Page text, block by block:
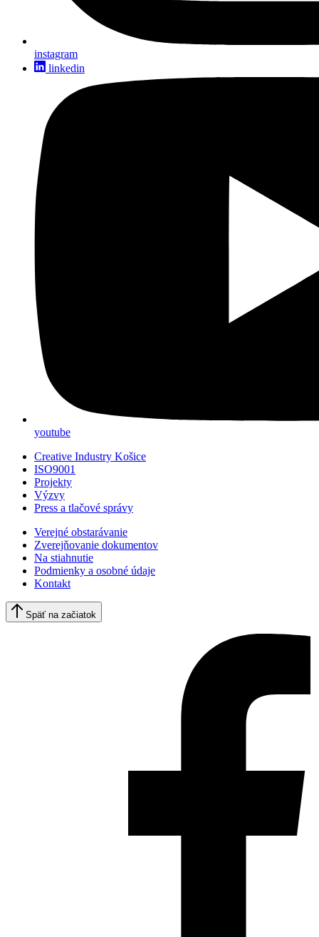
instagram
linkedin
youtube
Creative Industry Košice
ISO9001
Projekty
Výzvy
Press a tlačové správy
Verejné obstarávanie
Zverejňovanie dokumentov
Na stiahnutie
Podmienky a osobné údaje
Kontakt
Späť na začiatok